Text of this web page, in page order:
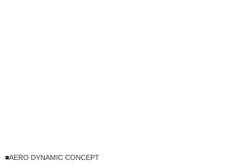
■AERO DYNAMIC CONCEPT